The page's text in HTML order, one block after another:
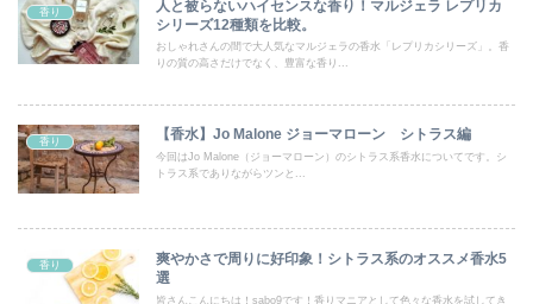
香り
人と被らないハイセンスな香り！マルジェラ レプリカ
シリーズ12種類を比較。
おしゃれさんの間で大人気なマルジェラの香水「レプリカシリーズ」。香
りの質の高さだけでなく、豊富な香り...
香り 【香水】Jo Malone ジョーマローン シトラス編
今回はJo Malone（ジョーマローン）のシトラス系香水についてです。シ
トラス系でありながらツンと...
香り
爽やかさで周りに好印象！シトラス系のオススメ香水5
選
皆さんこんにちは！sabo9です！香りマニアとして色々な香水を試してき